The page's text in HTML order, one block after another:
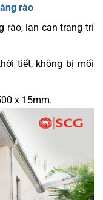
rào
rào, lan can trang trí
tiết, không bị mối
x 15mm.